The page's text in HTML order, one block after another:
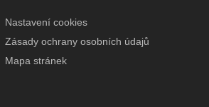
Nastavení cookies
Zásady ochrany osobních údajů
Mapa stránek